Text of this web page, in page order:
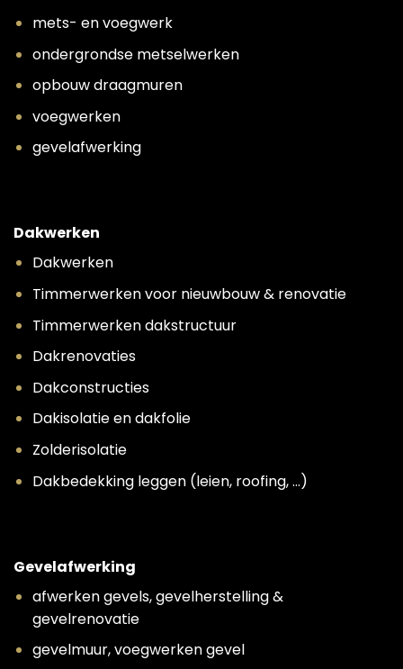
mets- en voegwerk
ondergrondse metselwerken
opbouw draagmuren
voegwerken
gevelafwerking
Dakwerken
Dakwerken
Timmerwerken voor nieuwbouw & renovatie
Timmerwerken dakstructuur
Dakrenovaties
Dakconstructies
Dakisolatie en dakfolie
Zolderisolatie
Dakbedekking leggen (leien, roofing, …)
Gevelafwerking
afwerken gevels, gevelherstelling &
gevelrenovatie
gevelmuur, voegwerken gevel